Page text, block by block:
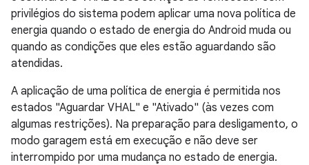
privilégios do sistema podem aplicar uma nova política de
energia quando o estado de energia do Android muda ou
quando as condições que eles estão aguardando são
atendidas.
A aplicação de uma política de energia é permitida nos
estados "Aguardar VHAL" e "Ativado" (às vezes com
algumas restrições). Na preparação para desligamento, o
modo garagem está em execução e não deve ser
interrompido por uma mudança no estado de energia.